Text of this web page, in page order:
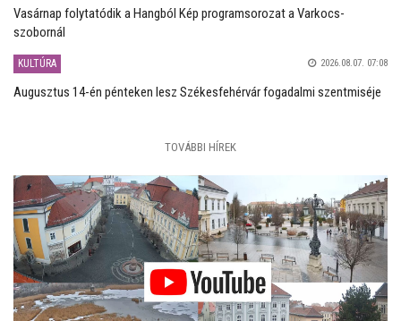
Vasárnap folytatódik a Hangból Kép programsorozat a Varkocs-
szobornál
KULTÚRA 2026.08.07. 07:08
Augusztus 14-én pénteken lesz Székesfehérvár fogadalmi szentmiséje
TOVÁBBI HÍREK